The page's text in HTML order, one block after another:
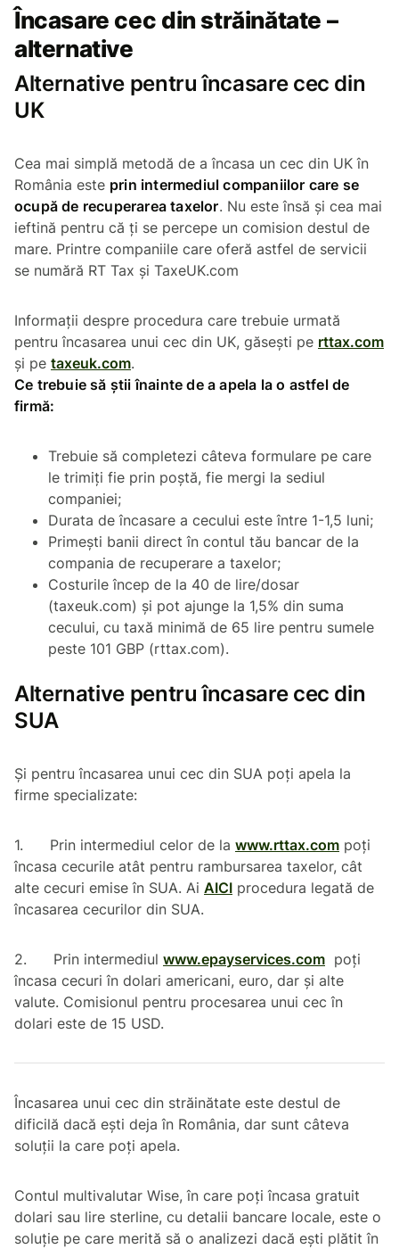
Încasare cec din străinătate –
alternative
Alternative pentru încasare cec din
UK
Cea mai simplă metodă de a încasa un cec din UK în
România este prin intermediul companiilor care se
ocupă de recuperarea taxelor. Nu este însă și cea mai
ieftină pentru că ți se percepe un comision destul de
mare. Printre companiile care oferă astfel de servicii
se numără RT Tax și TaxeUK.com
Informații despre procedura care trebuie urmată
pentru încasarea unui cec din UK, găsești pe rttax.com
și pe taxeuk.com.
Ce trebuie să știi înainte de a apela la o astfel de
firmă:
Trebuie să completezi câteva formulare pe care
le trimiți fie prin poștă, fie mergi la sediul
companiei;
Durata de încasare a cecului este între 1-1,5 luni;
Primești banii direct în contul tău bancar de la
compania de recuperare a taxelor;
Costurile încep de la 40 de lire/dosar
(taxeuk.com) și pot ajunge la 1,5% din suma
cecului, cu taxă minimă de 65 lire pentru sumele
peste 101 GBP (rttax.com).
Alternative pentru încasare cec din
SUA
Și pentru încasarea unui cec din SUA poți apela la
firme specializate:
1. Prin intermediul celor de la www.rttax.com poți
încasa cecurile atât pentru rambursarea taxelor, cât
alte cecuri emise în SUA. Ai AICI procedura legată de
încasarea cecurilor din SUA.
2. Prin intermediul www.epayservices.com poți
încasa cecuri în dolari americani, euro, dar și alte
valute. Comisionul pentru procesarea unui cec în
dolari este de 15 USD.
Încasarea unui cec din străinătate este destul de
dificilă dacă ești deja în România, dar sunt câteva
soluții la care poți apela.
Contul multivalutar Wise, în care poți încasa gratuit
dolari sau lire sterline, cu detalii bancare locale, este o
soluție pe care merită să o analizezi dacă ești plătit în